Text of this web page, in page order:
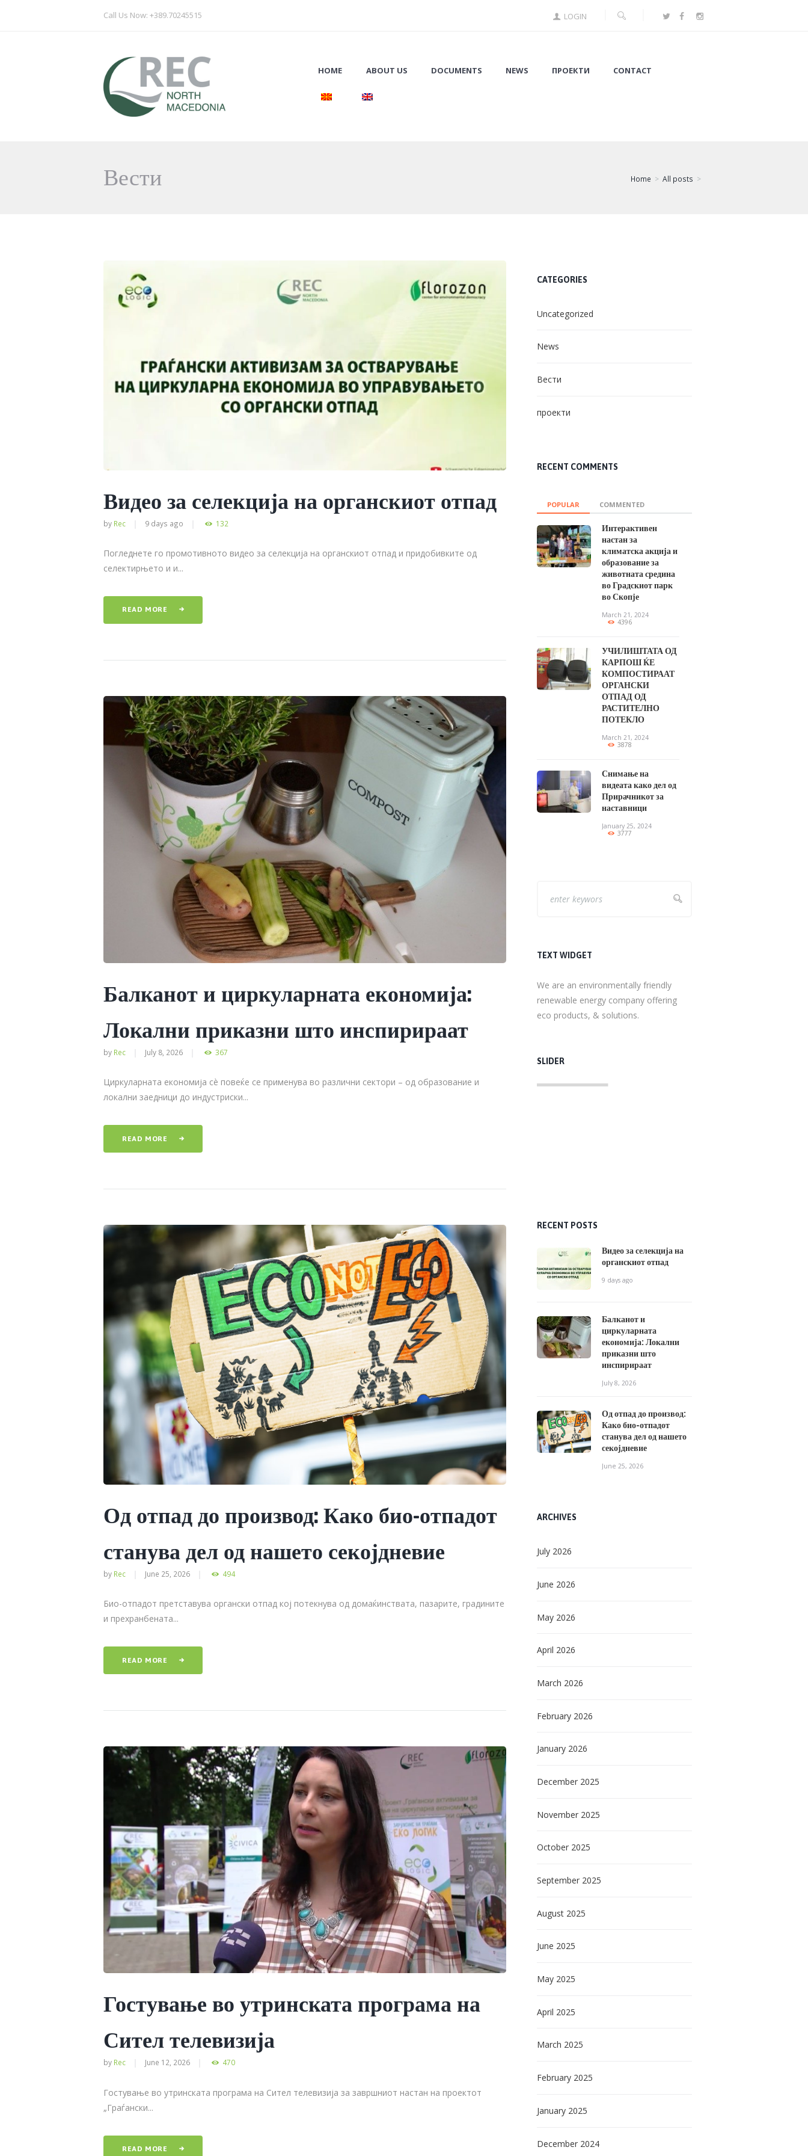
Call Us Now: +389.70245515 LOGIN
HOME ABOUT US DOCUMENTS NEWS ПРОЕКТИ CONTACT
Вести Home All posts
Видео за селекција на органскиот отпад
by Rec 9 days ago 132
Погледнете го промотивното видео за селекција на органскиот отпад и придобивките од
селектирњето и и...
READ MORE
Балканот и циркуларната економија:
Локални приказни што инспирираат
by Rec July 8, 2026 367
Циркуларната економија сè повеќе се применува во различни сектори – од образование и
локални заедници до индустриски...
READ MORE
Од отпад до производ: Како био-отпадот
станува дел од нашето секојдневие
by Rec June 25, 2026 494
Био-отпадот претставува органски отпад кој потекнува од домаќинствата, пазарите, градините
и прехранбената...
READ MORE
Гостување во утринската програма на
Сител телевизија
by Rec June 12, 2026 470
Гостување во утринската програма на Сител телевизија за завршниот настан на проектот
„Граѓански...
READ MORE
CATEGORIES
Uncategorized
News
Вести
проекти
RECENT COMMENTS
POPULAR COMMENTED
Интерактивен
настан за
климатска акција и
образование за
животната средина
во Градскиот парк
во Скопје
March 21, 2024
4396
УЧИЛИШТАТА ОД
КАРПОШ ЌЕ
КОМПОСТИРААТ
ОРГАНСКИ
ОТПАД ОД
РАСТИТЕЛНО
ПОТЕКЛО
March 21, 2024
3878
Снимање на
видеата како дел од
Прирачникот за
наставници
January 25, 2024
3777
TEXT WIDGET
We are an environmentally friendly
renewable energy company offering
eco products, & solutions.
SLIDER
RECENT POSTS
Видео за селекција на
органскиот отпад
9 days ago
Балканот и
циркуларната
економија: Локални
приказни што
инспирираат
July 8, 2026
Од отпад до производ:
Како био-отпадот
станува дел од нашето
секојдневие
June 25, 2026
ARCHIVES
July 2026
June 2026
May 2026
April 2026
March 2026
February 2026
January 2026
December 2025
November 2025
October 2025
September 2025
August 2025
June 2025
May 2025
April 2025
March 2025
February 2025
January 2025
December 2024